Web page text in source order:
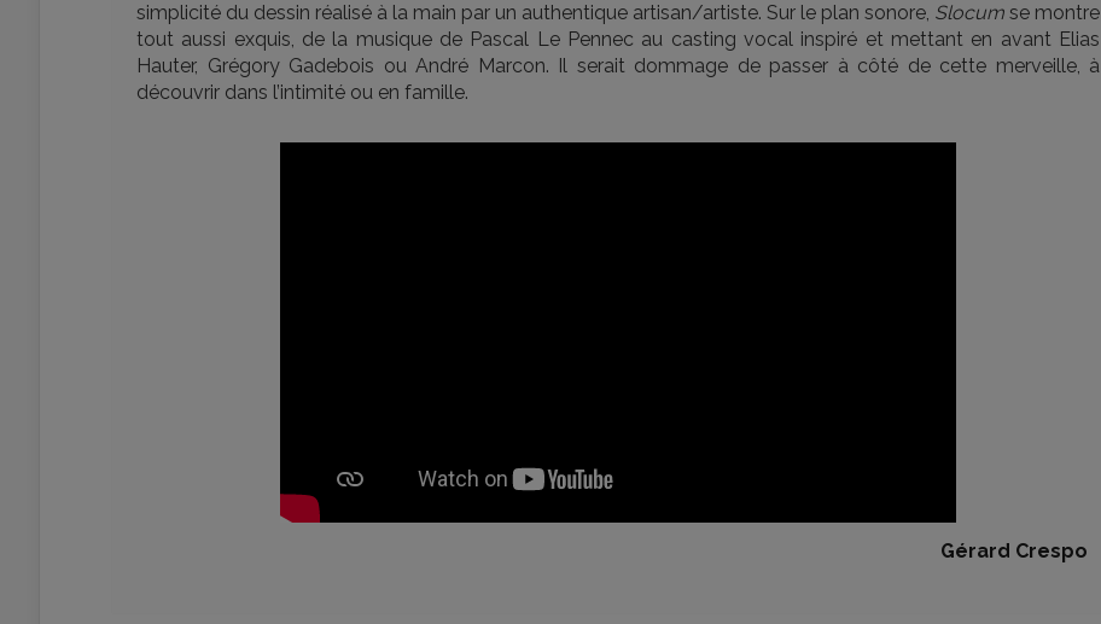
simplicité du dessin réalisé à la main par un authentique artisan/artiste. Sur le plan sonore, Slocum se montre
tout aussi exquis, de la musique de Pascal Le Pennec au casting vocal inspiré et mettant en avant Elias
Hauter, Grégory Gadebois ou André Marcon. Il serait dommage de passer à côté de cette merveille, à
découvrir dans l’intimité ou en famille.
Gérard Crespo